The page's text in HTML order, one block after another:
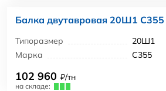
Балка двутавровая 20Ш1 С355
Типоразмер
20Ш1
Марка
С355
102 960 ₽/тн
на складе: